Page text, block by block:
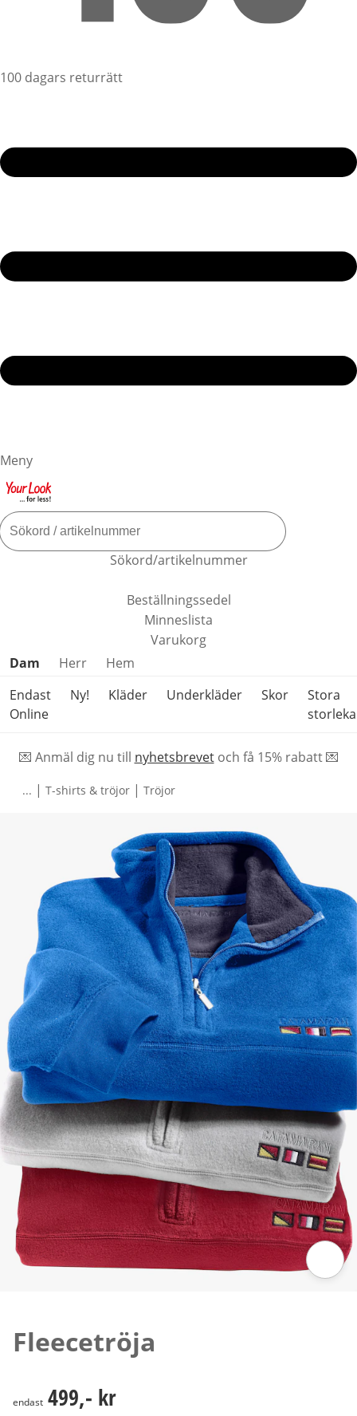
100 dagars returrätt
Meny
Sökord/artikelnummer
Beställningssedel
Minneslista
Varukorg
Hoppa över produktkategorier
Dam Herr
Hem
Endast
Online
Ny! Kläder Underkläder Skor
Stora
💌 Anmäl dig nu till nyhetsbrevetoch få 15% rabatt 💌
... | T-shirts & tröjor | Tröjor
Fleecetröja
499,- kr
endast 499,- kr